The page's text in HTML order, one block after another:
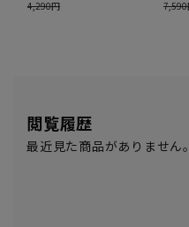
閲覧履歴
最近見た商品がありません。